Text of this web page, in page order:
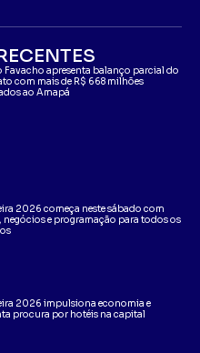
Favacho apresenta balanço parcial do
com mais de R$ 668 milhões
ao Amapá
2026 começa neste sábado com
negócios e programação para todos os
2026 impulsiona economia e
procura por hotéis na capital